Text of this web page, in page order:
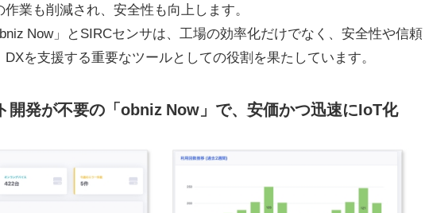
業も削減され、安全性も向上します。
Now」とSIRCセンサは、工場の効率化だけでなく、安全性や信頼
を支援する重要なツールとしての役割を果たしています。
開発が不要の「obniz Now」で、安価かつ迅速にIoT化